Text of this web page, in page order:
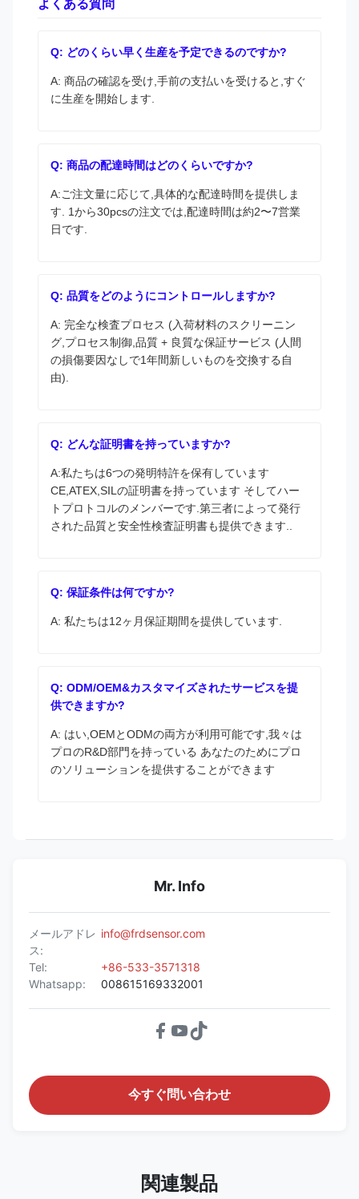
よくある質問
Q: どのくらい早く生産を予定できるのですか?
A: 商品の確認を受け,手前の支払いを受けると,すぐ
に生産を開始します.
Q: 商品の配達時間はどのくらいですか?
A:ご注文量に応じて,具体的な配達時間を提供しま
す. 1から30pcsの注文では,配達時間は約2〜7営業
日です.
Q: 品質をどのようにコントロールしますか?
A: 完全な検査プロセス (入荷材料のスクリーニン
グ,プロセス制御,品質 + 良質な保証サービス (人間
の損傷要因なしで1年間新しいものを交換する自
由).
Q: どんな証明書を持っていますか?
A:私たちは6つの発明特許を保有しています
CE,ATEX,SILの証明書を持っています そしてハー
トプロトコルのメンバーです.第三者によって発行
された品質と安全性検査証明書も提供できます..
Q: 保証条件は何ですか?
A: 私たちは12ヶ月保証期間を提供しています.
Q: ODM/OEM&カスタマイズされたサービスを提
供できますか?
A: はい,OEMとODMの両方が利用可能です,我々は
プロのR&D部門を持っている あなたのためにプロ
のソリューションを提供することができます
Mr. Info
メールアドレ
ス:
info@frdsensor.com
Tel:
+86-533-3571318
Whatsapp:
008615169332001
今すぐ問い合わせ
関連製品